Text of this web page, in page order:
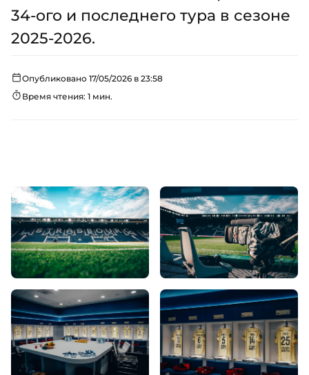
34-ого и последнего тура в сезоне
2025-2026.
Опубликовано 17/05/2026 в 23:58
Время чтения: 1 мин.